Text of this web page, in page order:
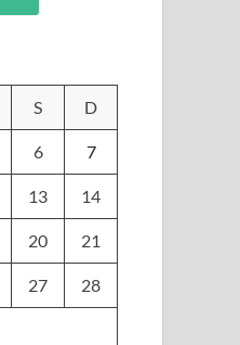
S D
6 7
13 14
20 21
27 28